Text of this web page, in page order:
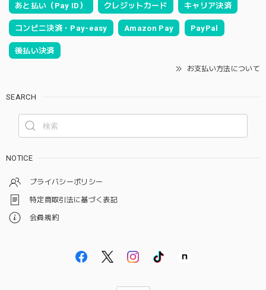
あと払い（Pay ID） クレジットカード キャリア決済
コンビニ決済・Pay-easy Amazon Pay PayPal
後払い決済
お支払い方法について
SEARCH
NOTICE
プライバシーポリシー
特定商取引法に基づく表記
会員規約